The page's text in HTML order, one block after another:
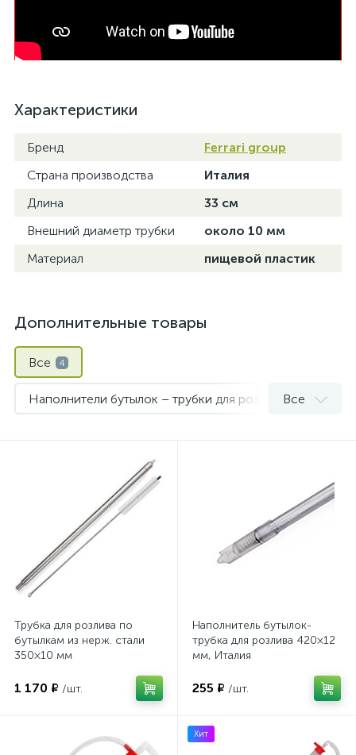
Характеристики
Бренд
Ferrari group
Страна производства
Италия
Длина
33 см
Внешний диаметр трубки
около 10 мм
Материал
пищевой пластик
Дополнительные товары
Все 4
Наполнители бутылок – трубки для розлива пива 2
Все
Трубка для розлива по
бутылкам из нерж. стали
350×10 мм
1 170 ₽ /шт.
Наполнитель бутылок-
трубка для розлива 420×12
мм, Италия
255 ₽ /шт.
Хит